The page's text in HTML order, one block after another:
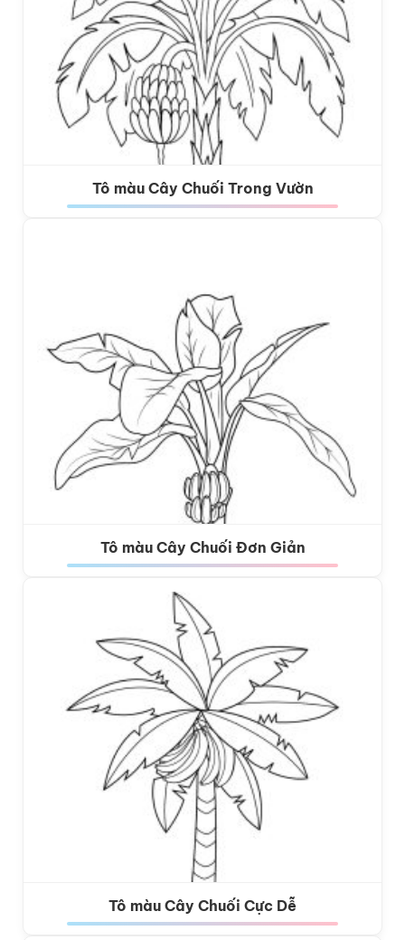
Tô màu Cây Chuối Trong Vườn
Tô màu Cây Chuối Đơn Giản
Tô màu Cây Chuối Cực Dễ